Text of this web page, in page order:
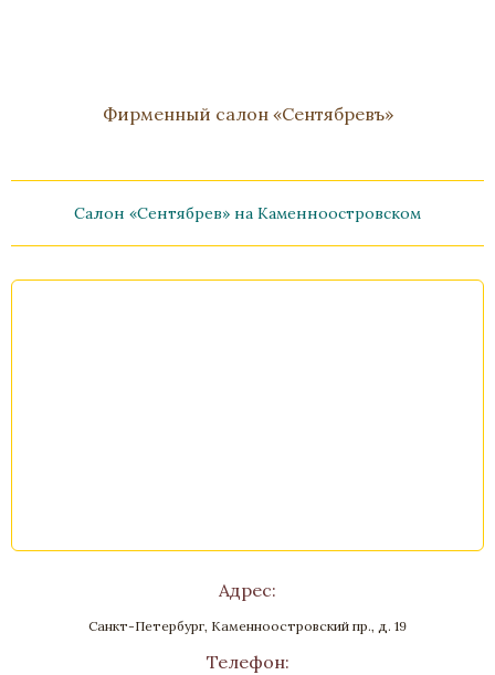
Фирменный салон «Сентябревъ»
Салон «Сентябрев» на Каменноостровском
Адрес:
Санкт-Петербург, Каменноостровский пр., д. 19
Телефон: